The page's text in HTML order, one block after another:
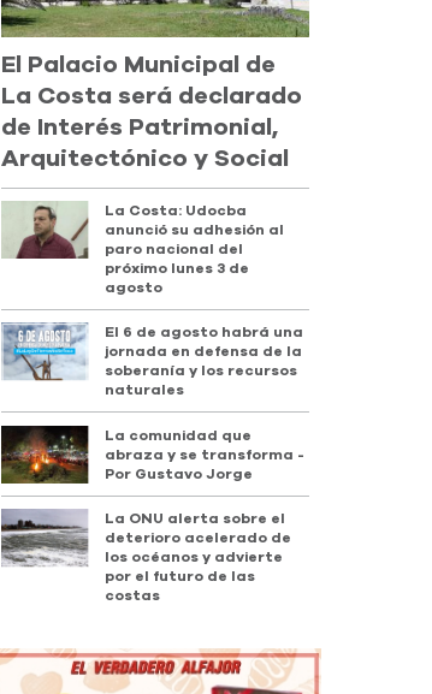
El Palacio Municipal de
La Costa será declarado
de Interés Patrimonial,
Arquitectónico y Social
La Costa: Udocba
anunció su adhesión al
paro nacional del
próximo lunes 3 de
agosto
El 6 de agosto habrá una
jornada en defensa de la
soberanía y los recursos
naturales
La comunidad que
abraza y se transforma -
Por Gustavo Jorge
La ONU alerta sobre el
deterioro acelerado de
los océanos y advierte
por el futuro de las
costas